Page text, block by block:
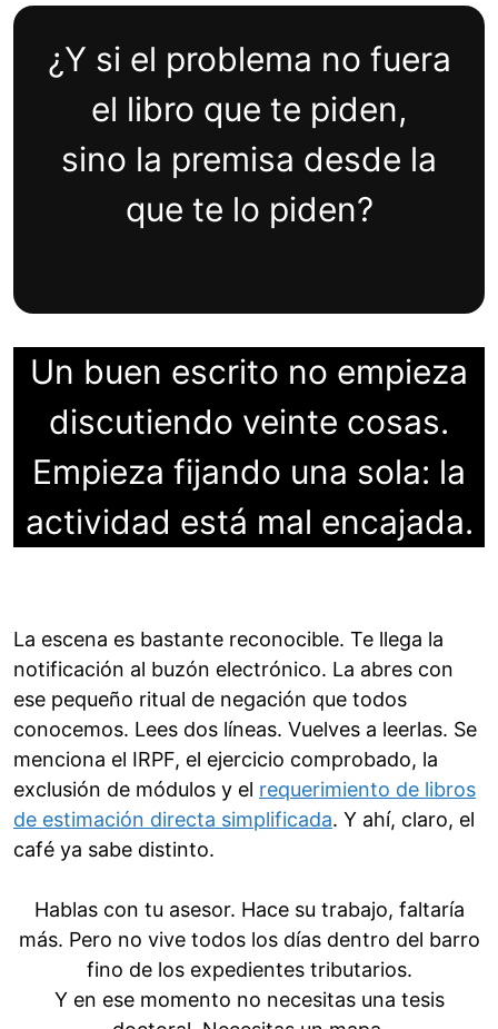
¿Y si el problema no fuera
el libro que te piden,
sino la premisa desde la
que te lo piden?
Un buen escrito no empieza
discutiendo veinte cosas.
Empieza fijando una sola: la
actividad está mal encajada.
La escena es bastante reconocible. Te llega la
notificación al buzón electrónico. La abres con
ese pequeño ritual de negación que todos
conocemos. Lees dos líneas. Vuelves a leerlas. Se
menciona el IRPF, el ejercicio comprobado, la
exclusión de módulos y el requerimiento de libros
de estimación directa simplificada. Y ahí, claro, el
café ya sabe distinto.
Hablas con tu asesor. Hace su trabajo, faltaría
más. Pero no vive todos los días dentro del barro
fino de los expedientes tributarios.
Y en ese momento no necesitas una tesis